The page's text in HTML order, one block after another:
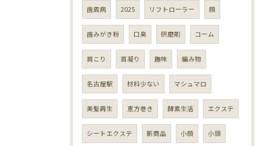
歯周病 2025 リフトローラー 顔
歯みがき粉 口臭 研磨剤 コーム
肩こり 首凝り 趣味 編み物
名古屋駅 材料少ない マシュマロ
美髪再生 恵方巻き 酵素生活 エクステ
シートエクステ 新商品 小顔 小頭